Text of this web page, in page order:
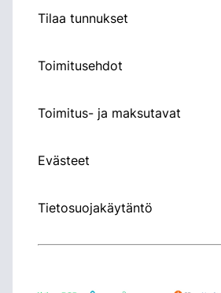
Tilaa tunnukset
Toimitusehdot
Toimitus- ja maksutavat
Evästeet
Tietosuojakäytäntö